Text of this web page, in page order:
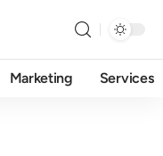
Marketing Services